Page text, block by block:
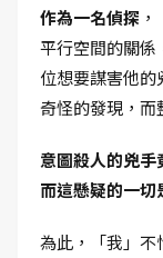
作為一名偵探
平行空間的關係
位想要謀害他
奇怪的發現，而
意圖殺人的兇手
而這懸疑的一切
為此，「我」不